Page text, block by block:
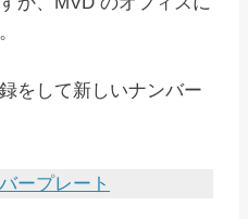
をして新しいナンバー
ープレート